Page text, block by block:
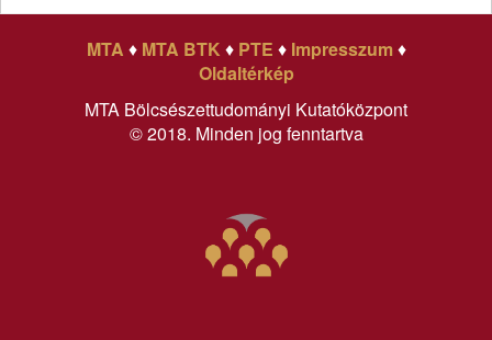
MTA ♦ MTA BTK ♦ PTE ♦ Impresszum♦
Oldaltérkép
MTA Bölcsészettudományi Kutatóközpont
© 2018. Minden jog fenntartva